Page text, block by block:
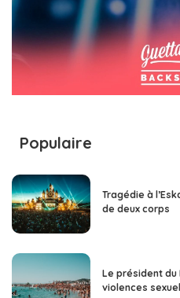
Populaire
Tragédie à
de deux corps
Le président du
violences